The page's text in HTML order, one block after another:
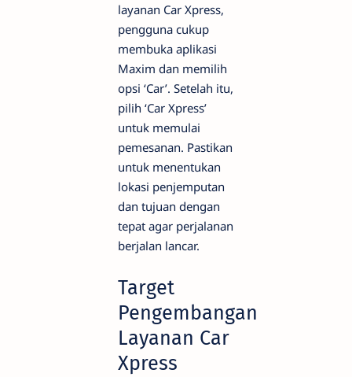
layanan Car Xpress,
pengguna cukup
membuka aplikasi
Maxim dan memilih
opsi ‘Car’. Setelah itu,
pilih ‘Car Xpress’
untuk memulai
pemesanan. Pastikan
untuk menentukan
lokasi penjemputan
dan tujuan dengan
tepat agar perjalanan
berjalan lancar.
Target
Pengembangan
Layanan Car
Xpress